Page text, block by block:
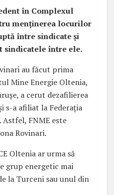
în Complexul
menținerea locurilor
între sindicate și
sindicatele între ele.
au făcut prima
Mine Energie Oltenia,
a cerut dezafilierea
s-a afiliat la Federația
FNME este
Rovinari.
Oltenia ar urma să
grup energetic mai
la Turceni sau unul din